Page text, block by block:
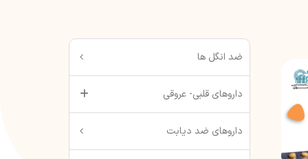
ضد انگل ها
داروهای قلبی- عروقی
داروهای ضد دیابت